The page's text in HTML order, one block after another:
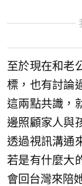
至於現在和老
標，也有討論
這兩點共識，
邊照顧家人與
透過視訊溝通
若是有什麼大
會回台灣來陪